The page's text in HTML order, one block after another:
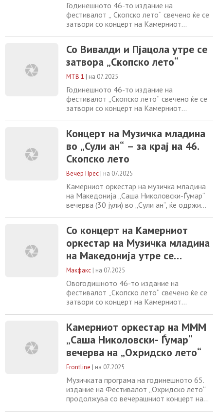
Годинешното 46-то издание на
фестивалот „ Скопско лето“ свечено ќе се
затвори со концерт на Камерниот
кој ќе се одржи на 30.07.2025 г. (среда) со
почеток во 20:30 часот, во Сули ан.
Диригент е Иван Еминовиќ. На програмата
се А. Вивалди – Четири годишни времиња
и А. Пјацола – Четири
Со Вивалди и Пјацола утре се
затвора „Скопско лето“
МТВ 1 | на 07.2025
Годинешното 46-то издание на
фестивалот „Скопско лето“ свечено ќе се
затвори со концерт на Камерниот
кој ќе се одржи на 30.07.2025 г. (среда) со
почеток во 20:30 часот, во Сули ан.
Диригент е Иван Еминовиќ. На програмата
се А. Вивалди – Четири годишни времиња
и А. Пјацола – Четири
Концерт на Музичка младина
во „Сули ан“ – за крај на 46.
Скопско лето
Вечер Прес | на 07.2025
Камерниот оркестар на музичка младина
на Македонија „Саша Николовски-Ѓумар“
вечерва (30 јули) во „Сули ан“, ќе одржи
лето. Со оркестарот ќе раководи
диригентот, местро Иван Еминовиќ. Во
рамките на програмата, музичарите ќе ги
изведат композициите „Четири годишни
времиња“
Со концерт на Камерниот
оркестар на Музичка младина
на Македонија утре се
затвора „Скопско лето“
Макфакс | на 07.2025
Овогодишното 46-то издание на
фестивалот „Скопско лето“ свечено ќе се
затвори со концерт на Камерниот
кој ќе се одржи утре – 30.07.2025г. (среда)
со почеток во 20:30 часот, во Сули ан.
Диригент: Иван Еминовиќ Програма: А.
Вивалди – Четири годишни времиња А.
Пјацола – Четири годишни
Камерниот оркестар на МММ
„Саша Николовски- Ѓумар“
вечерва на „Охридско лето“
Frontline | на 07.2025
Музичката програма на годинешното 65.
издание на Фестивалот „Охридско лето“
продолжува со вечерашниот концерт на